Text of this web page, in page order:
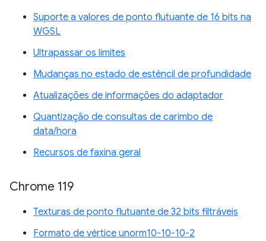
Suporte a valores de ponto flutuante de 16 bits na
WGSL
Ultrapassar os limites
Mudanças no estado de estêncil de profundidade
Atualizações de informações do adaptador
Quantização de consultas de carimbo de
data/hora
Recursos de faxina geral
Chrome 119
Texturas de ponto flutuante de 32 bits filtráveis
Formato de vértice unorm10-10-10-2